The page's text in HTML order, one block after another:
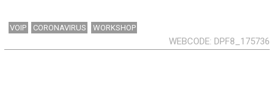
VOIP CORONAVIRUS WORKSHOP
WEBCODE DPF8_175736